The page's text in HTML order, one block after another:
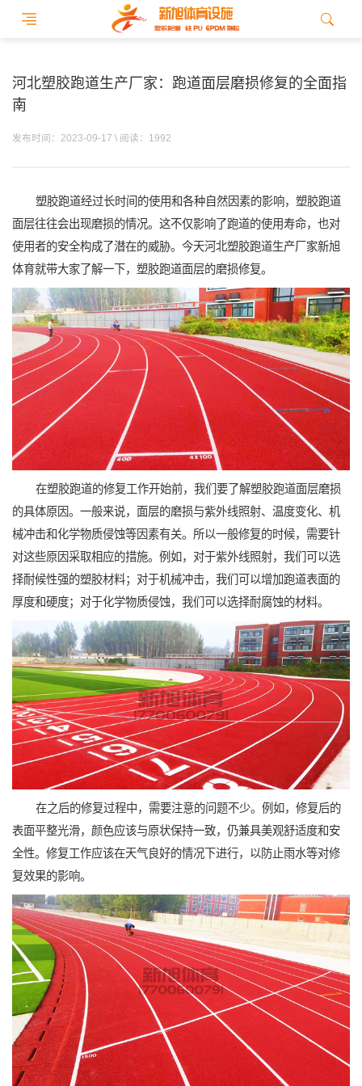
河北塑胶跑道生产厂家：跑道面层磨损修复的全面指
南
发布时间：2023-09-17 \ 阅读：1992
塑胶跑道经过长时间的使用和各种自然因素的影响，塑胶跑道
面层往往会出现磨损的情况。这不仅影响了跑道的使用寿命，也对
使用者的安全构成了潜在的威胁。今天河北塑胶跑道生产厂家新旭
体育就带大家了解一下，塑胶跑道面层的磨损修复。
在塑胶跑道的修复工作开始前，我们要了解塑胶跑道面层磨损
的具体原因。一般来说，面层的磨损与紫外线照射、温度变化、机
械冲击和化学物质侵蚀等因素有关。所以一般修复的时候，需要针
对这些原因采取相应的措施。例如，对于紫外线照射，我们可以选
择耐候性强的塑胶材料；对于机械冲击，我们可以增加跑道表面的
厚度和硬度；对于化学物质侵蚀，我们可以选择耐腐蚀的材料。
在之后的修复过程中，需要注意的问题不少。例如，修复后的
表面平整光滑，颜色应该与原状保持一致，仍兼具美观舒适度和安
全性。修复工作应该在天气良好的情况下进行，以防止雨水等对修
复效果的影响。